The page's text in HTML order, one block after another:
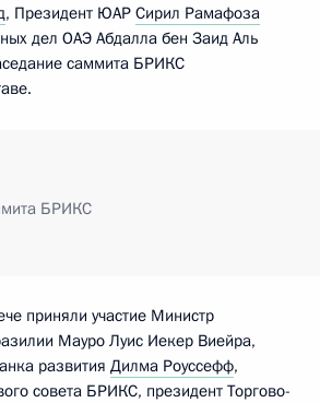
, Президент ЮАР Сирил Рамафоза
дел ОАЭ Абдалла бен Заид Аль
саммита БРИКС
БРИКС
приняли участие Министр
Мауро Луис Иекер Виейра,
развития Дилма Роуссефф,
совета БРИКС, президент Торгово-